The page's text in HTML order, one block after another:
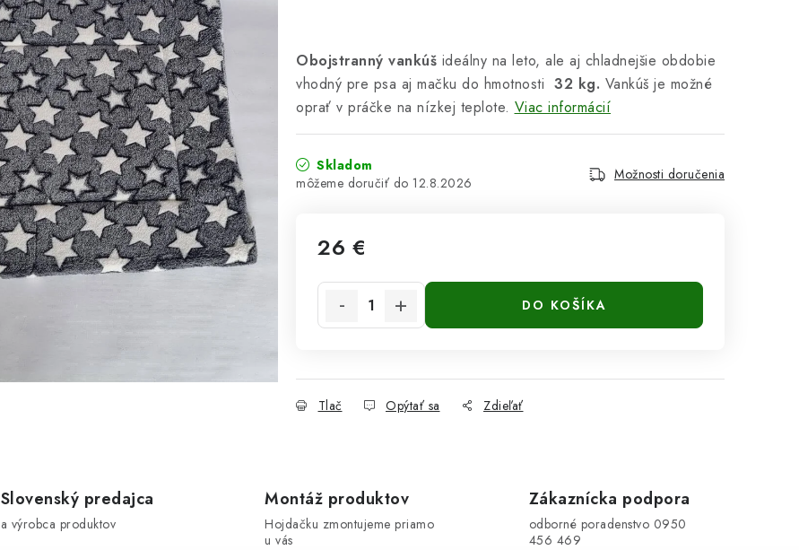
Obojstranný vankúš ideálny na leto, ale aj chladnejšie obdobie
vhodný pre psa aj mačku do hmotnosti 32 kg. Vankúš je možné
oprať v práčke na nízkej teplote. Viac informácií
Skladom
12.8.2026
Možnosti doručenia
26 €
DO KOŠÍKA
Tlač Opýtať sa Zdieľať
Slovenský predajca
a výrobca produktov
Montáž produktov
Hojdačku zmontujeme priamo
u vás
Zákaznícka podpora
odborné poradenstvo 0950
456 469